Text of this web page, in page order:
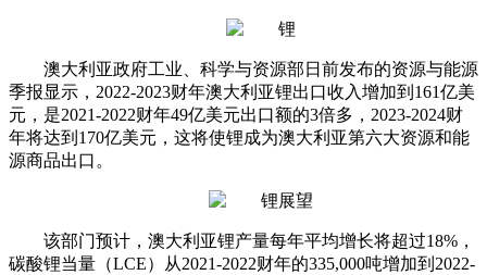
澳大利亚政府工业、科学与资源部日前发布的资源与能源
季报显示，2022-2023财年澳大利亚锂出口收入增加到161亿美
元，是2021-2022财年49亿美元出口额的3倍多，2023-2024财
年将达到170亿美元，这将使锂成为澳大利亚第六大资源和能
源商品出口。
该部门预计，澳大利亚锂产量每年平均增长将超过18%，
碳酸锂当量（LCE）从2021-2022财年的335,000吨增加到2022-